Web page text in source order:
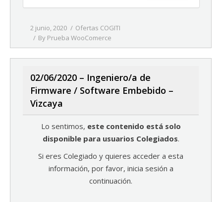
2 junio, 2020
Ofertas COGITI
By Prueba WooComerce
02/06/2020 – Ingeniero/a de
Firmware / Software Embebido –
Vizcaya
Lo sentimos, este contenido está solo
disponible para usuarios Colegiados.
Si eres Colegiado y quieres acceder a esta
información, por favor, inicia sesión a
continuación.